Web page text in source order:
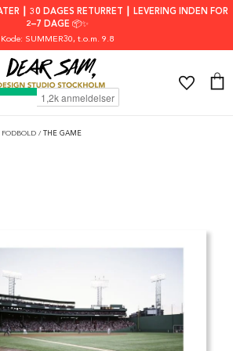
┃ 30 DAGES RETURRET ┃ LEVERING INDEN FOR
2–7 DAGE 📦✨
Kode: SUMMER30, t.o.m. 9.8
FODBOLD / THE GAME